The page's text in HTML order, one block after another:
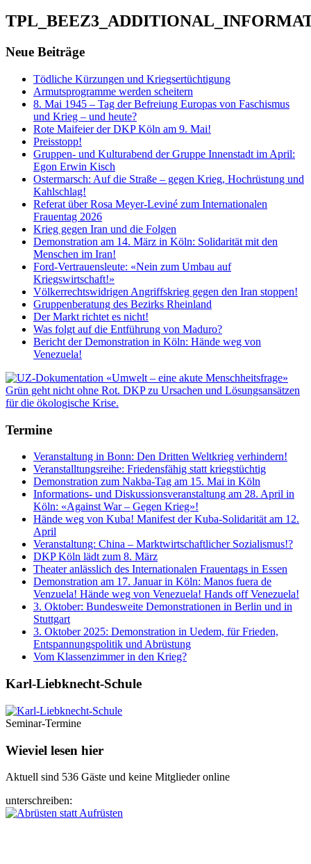
Neue Beiträge
Tödliche Kürzungen und Kriegsertüchtigung
Armutsprogramme werden scheitern
8. Mai 1945 – Tag der Befreiung Europas von Faschismus
und Krieg – und heute?
Rote Maifeier der DKP Köln am 9. Mai!
Preisstopp!
Gruppen- und Kulturabend der Gruppe Innenstadt im April:
Egon Erwin Kisch
Ostermarsch: Auf die Straße – gegen Krieg, Hochrüstung und
Kahlschlag!
Referat über Rosa Meyer-Leviné zum Internationalen
Frauentag 2026
Krieg gegen Iran und die Folgen
Demonstration am 14. März in Köln: Solidarität mit den
Menschen im Iran!
Ford-Vertrauensleute: «Nein zum Umbau auf
Kriegswirtschaft!»
Völkerrechtswidrigen Angriffskrieg gegen den Iran stoppen!
Gruppenberatung des Bezirks Rheinland
Der Markt richtet es nicht!
Was folgt auf die Entführung von Maduro?
Bericht der Demonstration in Köln: Hände weg von
Venezuela!
Termine
Veranstaltung in Bonn: Den Dritten Weltkrieg verhindern!
Veranstalltungsreihe: Friedensfähig statt kriegstüchtig
Demonstration zum Nakba-Tag am 15. Mai in Köln
Informations- und Diskussionsveranstaltung am 28. April in
Köln: «Against War – Gegen Krieg»!
Hände weg von Kuba! Manifest der Kuba-Solidarität am 12.
April
Veranstaltung: China – Marktwirtschaftlicher Sozialismus!?
DKP Köln lädt zum 8. März
Theater anlässlich des Internationalen Frauentags in Essen
Demonstration am 17. Januar in Köln: Manos fuera de
Venzuela! Hände weg von Venezuela! Hands off Venezuela!
3. Oktober: Bundesweite Demonstrationen in Berlin und in
Stuttgart
3. Oktober 2025: Demonstration in Uedem, für Frieden,
Entspannungspolitik und Abrüstung
Vom Klassenzimmer in den Krieg?
Karl-Liebknecht-­Schule
Seminar-Termine
Wieviel lesen hier
Aktuell sind 536 Gäste und keine Mitglieder online
unterschreiben: